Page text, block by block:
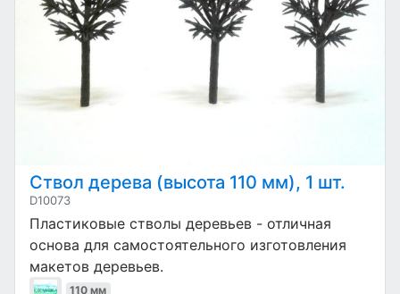
Ствол дерева (высота 110 мм), 1 шт.
D10073
Пластиковые стволы деревьев - отличная
основа для самостоятельного изготовления
макетов деревьев.
110 мм